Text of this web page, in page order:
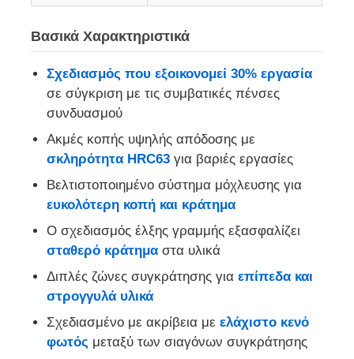
Μακριές πένσες μύτης
Σφιχτήρες πλευρικής κοπής
ΤΕΜΝΟΥΣΕΣ ΠΕΝΣΕΣ ΤΕΛΩΝ
Πολυλειτουργικές πέντες
Στριπτιγκέρ
Τεχνουργήματα συνδυασμού
Δοκιμαστική συσκευή
Βασικά Χαρακτηριστικά
Σχεδιασμός που εξοικονομεί 30% εργασία
σε σύγκριση με τις συμβατικές πένσες
συνδυασμού
Ακμές κοπής υψηλής απόδοσης με
σκληρότητα HRC63 για βαριές εργασίες
Βελτιστοποιημένο σύστημα μόχλευσης για
ευκολότερη κοπή και κράτημα
Ο σχεδιασμός έλξης γραμμής εξασφαλίζει
σταθερό κράτημα στα υλικά
Διπλές ζώνες συγκράτησης γιαεπίπεδα και
στρογγυλά υλικά
Σχεδιασμένο με ακρίβεια μεελάχιστο κενό
φωτός μεταξύ των σιαγόνων συγκράτησης